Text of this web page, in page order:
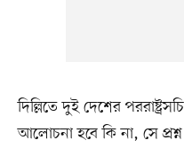
দিল্লিতে দুই দেশের
আলোচনা হবে কি না, সে প্রশ্ন